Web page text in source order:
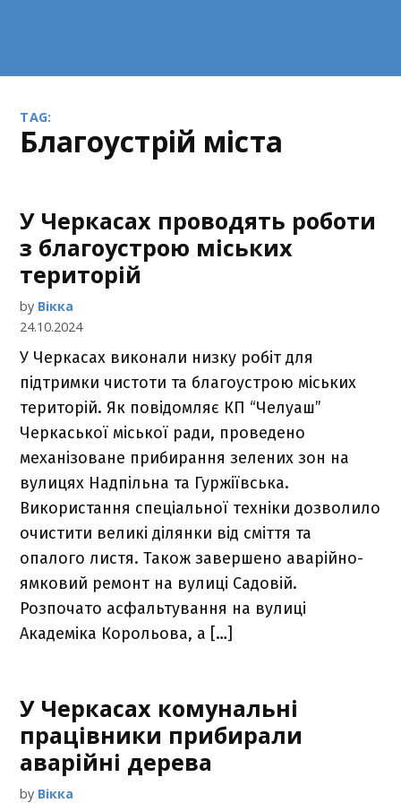
TAG:
благоустрій міста
У Черкасах проводять роботи
з благоустрою міських
територій
by Вікка
24.10.2024
У Черкасах виконали низку робіт для
підтримки чистоти та благоустрою міських
територій. Як повідомляє КП “Челуаш”
Черкаської міської ради, проведено
механізоване прибирання зелених зон на
вулицях Надпільна та Гуржіївська.
Використання спеціальної техніки дозволило
очистити великі ділянки від сміття та
опалого листя. Також завершено аварійно-
ямковий ремонт на вулиці Садовій.
Розпочато асфальтування на вулиці
Академіка Корольова, а […]
У Черкасах комунальні
працівники прибирали
аварійні дерева
by Вікка